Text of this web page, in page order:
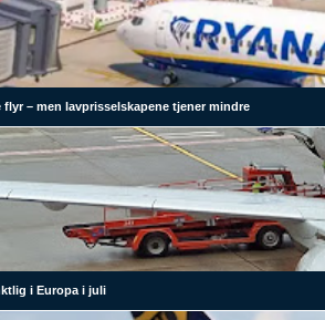
flyr – men lavprisselskapene tjener mindre
i Europa i juli